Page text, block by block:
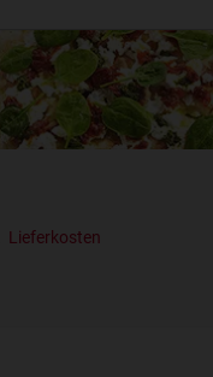
Lieferkosten